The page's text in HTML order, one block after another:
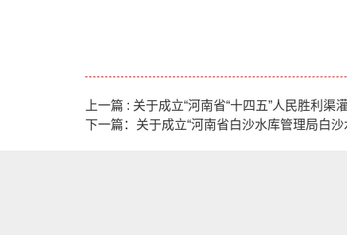
上一篇 : 关于成立“河南省“十四五”人民胜利
下一篇：关于成立“河南省白沙水库管理局白